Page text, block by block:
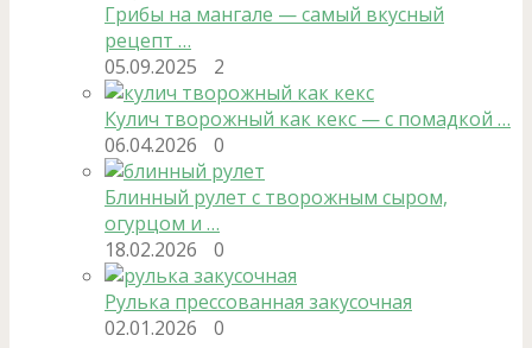
Грибы на мангале — самый вкусный
рецепт …
05.09.2025
2
Кулич творожный как кекс — с помадкой …
06.04.2026
0
Блинный рулет с творожным сыром,
огурцом и …
18.02.2026
0
Рулька прессованная закусочная
02.01.2026
0